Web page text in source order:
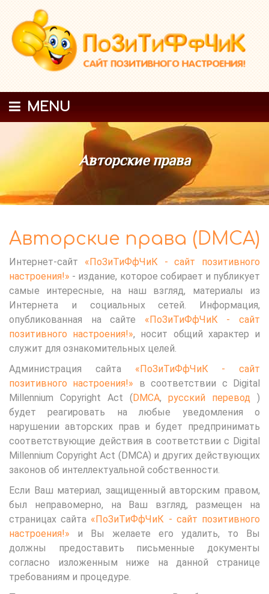
MENU
Авторские права
Авторские права (DMCA)
Интернет-сайт «ПоЗиТиФфЧиК - сайт позитивного
настроения!» - издание, которое собирает и публикует
самые интересные, на наш взгляд, материалы из
Интернета и социальных сетей. Информация,
опубликованная на сайте «ПоЗиТиФфЧиК - сайт
позитивного настроения!», носит общий характер и
служит для ознакомительных целей.
Администрация сайта «ПоЗиТиФфЧиК - сайт
позитивного настроения!» в соответствии с Digital
Millennium Copyright Act (DMCA, русский перевод )
будет реагировать на любые уведомления о
нарушении авторских прав и будет предпринимать
соответствующие действия в соответствии с Digital
Millennium Copyright Act (DMCA) и других действующих
законов об интеллектуальной собственности.
Если Ваш материал, защищенный авторским правом,
был неправомерно, на Ваш взгляд, размещен на
страницах сайта «ПоЗиТиФфЧиК - сайт позитивного
настроения!» и Вы желаете его удалить, то Вы
должны предоставить письменные документы
согласно изложенным ниже на данной странице
требованиям и процедуре.